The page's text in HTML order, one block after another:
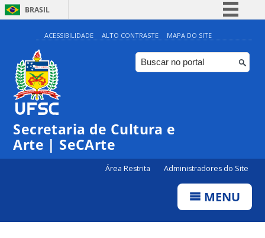
BRASIL
Simplifique!
Comunica BR
Participe
ACESSIBILIDADE ALTO CONTRASTE MAPA DO SITE
Secretaria de Cultura e
Arte | SeCArte
Área Restrita Administradores do Site
MENU
0:00
1:00